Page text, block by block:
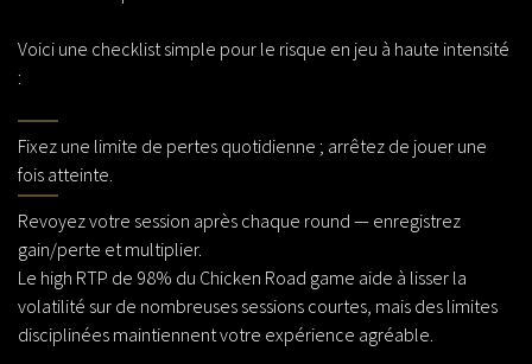
Voici une checklist simple pour le risque en jeu à haute intensité
:
Fixez une limite de pertes quotidienne ; arrêtez de jouer une
fois atteinte.
Revoyez votre session après chaque round — enregistrez
gain/perte et multiplier.
Le high RTP de 98% du Chicken Road game aide à lisser la
volatilité sur de nombreuses sessions courtes, mais des limites
disciplinées maintiennent votre expérience agréable.